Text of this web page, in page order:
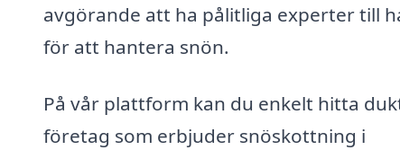
avgörande att ha pålitliga experter till
för att hantera snön.
På vår plattform kan du enkelt hitta
företag som erbjuder snöskottning i